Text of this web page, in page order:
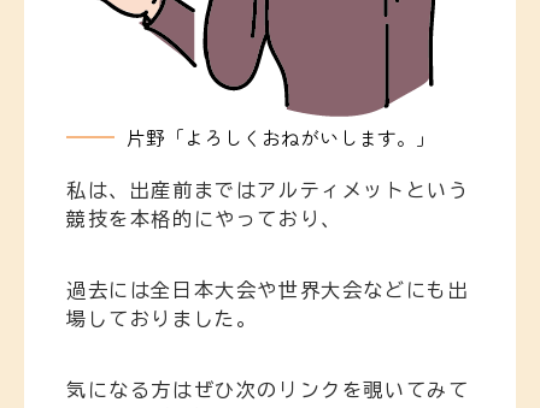
片野「よろしくおねがいします。」
私は、出産前まではアルティメットという
競技を本格的にやっており、
過去には全日本大会や世界大会などにも出
場しておりました。
気になる方はぜひ次のリンクを覗いてみて